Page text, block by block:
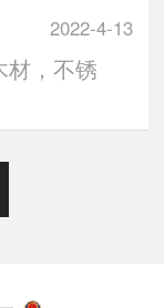
2022-4-13
材，不锈